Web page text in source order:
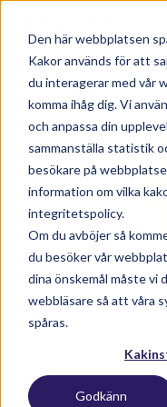
Den här webbplatsen
Kakor används för att
du interagerar med vår
komma ihåg dig. Vi
och anpassa din
sammanställa statistik
besökare på
information om vilka
integritetspolicy.
Om du avböjer så
du besöker vår
dina önskemål måste vi
webbläsare så att våra
spåras.
Godkänn